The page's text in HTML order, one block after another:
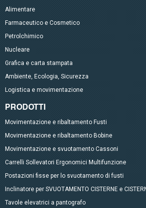
Alimentare
Farmaceutico e Cosmetico
Petrolchimico
Nucleare
Grafica e carta stampata
Ambiente, Ecologia, Sicurezza
Logistica e movimentazione
PRODOTTI
Movimentazione e ribaltamento Fusti
Movimentazione e ribaltamento Bobine
Movimentazione e svuotamento Cassoni
Carrelli Sollevatori Ergonomici Multifunzione
Postazioni fisse per lo svuotamento di fusti
Inclinatore per SVUOTAMENTO CISTERNE e
Tavole elevatrici a pantografo